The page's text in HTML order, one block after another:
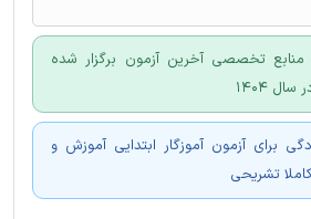
منابع تخصصی آخرین آزمون برگزار شده
1404
برای آزمون آموزگار ابتدایی آموزش و
تشریحی